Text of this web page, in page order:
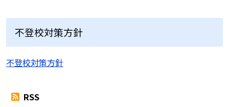
不登校対策方針
不登校対策方針
RSS